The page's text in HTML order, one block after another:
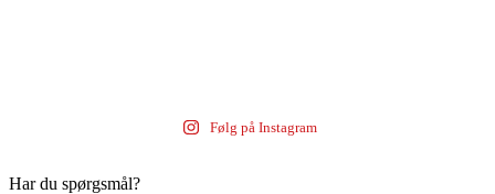
Følg på Instagram
Har du spørgsmål?